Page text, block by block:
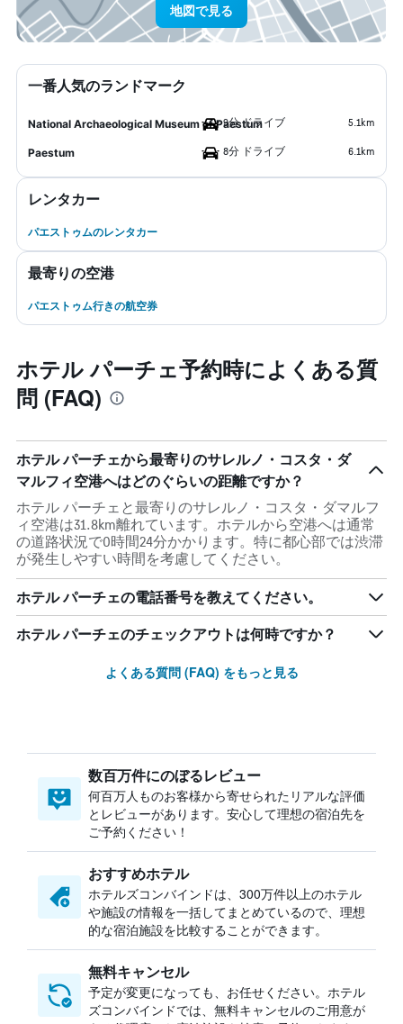
地図で見る
一番人気のランドマーク
National Archaeological Museum of Paestum
9分 ドライブ 5.1km
Paestum 8分 ドライブ 6.1km
レンタカー
パエストゥムのレンタカー
最寄りの空港
パエストゥム行きの航空券
ホテル パーチェ予約時によくある質
問 (FAQ)
ホテル パーチェから最寄りのサレルノ・コスタ・ダ
マルフィ空港へはどのぐらいの距離ですか？
ホテル パーチェと最寄りのサレルノ・コスタ・ダマルフ
ィ空港は31.8km離れています。ホテルから空港へは通常
の道路状況で0時間24分かかります。特に都心部では渋滞
が発生しやすい時間を考慮してください。
ホテル パーチェの電話番号を教えてください。
ホテル パーチェのチェックアウトは何時ですか？
よくある質問 (FAQ) をもっと見る
数百万件にのぼるレビュー
何百万人ものお客様から寄せられたリアルな評価
とレビューがあります。安心して理想の宿泊先を
ご予約ください！
おすすめホテル
ホテルズコンバインドは、300万件以上のホテル
や施設の情報を一括してまとめているので、理想
的な宿泊施設を比較することができます。
無料キャンセル
予定が変更になっても、お任せください。ホテル
ズコンバインドでは、無料キャンセルのご用意が